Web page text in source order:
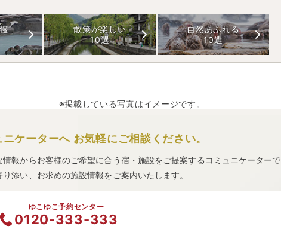
散策が楽しい
10選
自然あふれる
10選
※掲載している写真はイメージです。
ニケーターへ お気軽にご相談ください。
報からお客様のご希望に合う宿・施設をご提案するコミュニケーターで
添い、お求めの施設情報をご案内いたします。
ゆこゆこ予約センター
0120-333-333